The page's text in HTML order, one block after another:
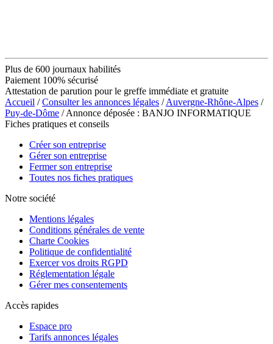
Plus de 600 journaux habilités
Paiement 100% sécurisé
Attestation de parution pour le greffe immédiate et gratuite
Accueil /Consulter les annonces légales /Auvergne-Rhône-Alpes /
Puy-de-Dôme / Annonce déposée : BANJO INFORMATIQUE
Fiches pratiques et conseils
Créer son entreprise
Gérer son entreprise
Fermer son entreprise
Toutes nos fiches pratiques
Notre société
Mentions légales
Conditions générales de vente
Charte Cookies
Politique de confidentialité
Exercer vos droits RGPD
Réglementation légale
Gérer mes consentements
Accès rapides
Espace pro
Tarifs annonces légales